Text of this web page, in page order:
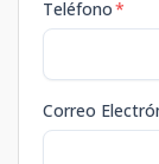
Teléfono*
Correo